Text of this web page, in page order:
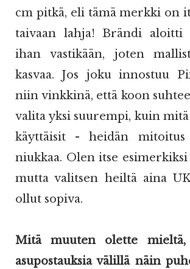
cm pitkä, eli tämä merkki on
taivaan lahja! Brändi aloitti
ihan vastikään, joten
kasvaa. Jos joku innostuu
niin vinkkinä, että koon
valita yksi suurempi, kuin
käyttäisit - heidän
niukkaa. Olen itse esimerkiksi
mutta valitsen heiltä aina
ollut sopiva.
Mitä muuten olette
asupostauksia välillä näin